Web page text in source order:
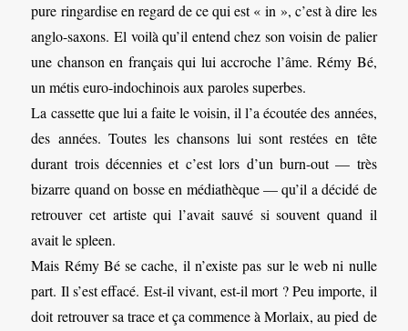
pure ringardise en regard de ce qui est « in », c’est à dire les
anglo-saxons. El voilà qu’il entend chez son voisin de palier
une chanson en français qui lui accroche l’âme. Rémy Bé,
un métis euro-indochinois aux paroles superbes.
La cassette que lui a faite le voisin, il l’a écoutée des années,
des années. Toutes les chansons lui sont restées en tête
durant trois décennies et c’est lors d’un burn-out — très
bizarre quand on bosse en médiathèque — qu’il a décidé de
retrouver cet artiste qui l’avait sauvé si souvent quand il
avait le spleen.
Mais Rémy Bé se cache, il n’existe pas sur le web ni nulle
part. Il s’est effacé. Est-il vivant, est-il mort ? Peu importe, il
doit retrouver sa trace et ça commence à Morlaix, au pied de